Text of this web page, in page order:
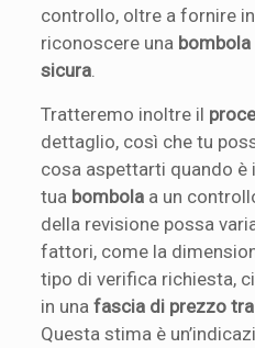
controllo, oltre a fornire
riconoscere una bombola
sicura
Tratteremo inoltre il
dettaglio, così che tu
cosa aspettarti quando
tua bombola a un
della revisione possa
fattori, come la
tipo di verifica richiesta,
in unafascia di prezzo
Questa stima è